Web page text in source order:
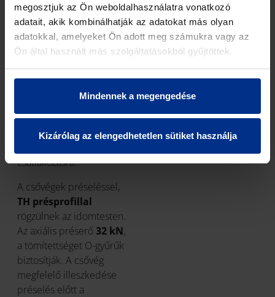
megosztjuk az Ön weboldalhasználatra vonatkozó
adatait, akik kombinálhatják az adatokat más olyan
adatokkal, amelyeket Ön adott meg számukra vagy az
Ön által használt más szolgáltatásokból gyűjtöttek.
Mindennek a megengedése
Kizárólag az elengedhetetlen sütiket használja
el. A réz idomok
cinkkiválásmentes
ötvözetből
készülnek. A
és olyan kötéseknél
ajánlhatók
alternatívaként, ahol
csatlakozásra.
A csővégek préseléssel,
TH présprofillal
rögzülnek az idomtesten.
Az axiális préserő 32 kN,
a tömítettséget O-gyűrűk
biztosítják. A csővég
megfelelő illeszkedése
préselés előtt a